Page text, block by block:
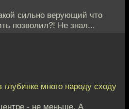
сильно верующий что
позволил?! Не знал...
много народу сходу
- не меньше. А